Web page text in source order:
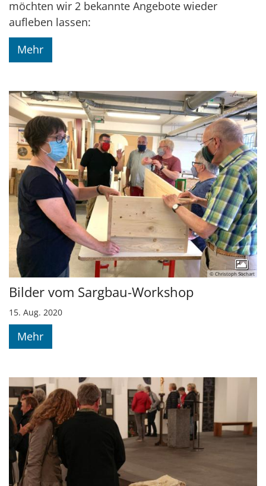
möchten wir 2 bekannte Angebote wieder
aufleben lassen:
Mehr
© Christoph Sochart
Bilder vom Sargbau-Workshop
15. Aug. 2020
Mehr